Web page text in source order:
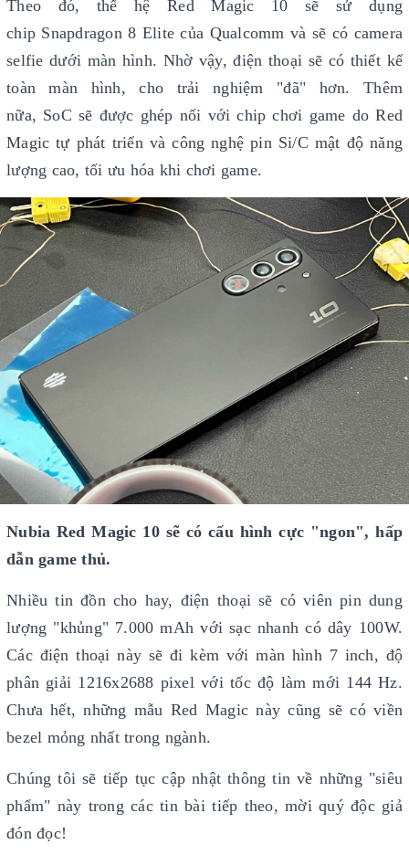
Theo đó, thế hệ Red Magic 10 sẽ sử dụng
chip Snapdragon 8 Elite của Qualcomm và sẽ có camera
selfie dưới màn hình. Nhờ vậy, điện thoại sẽ có thiết kế
toàn màn hình, cho trải nghiệm "đã" hơn. Thêm
nữa, SoC sẽ được ghép nối với chip chơi game do Red
Magic tự phát triển và công nghệ pin Si/C mật độ năng
lượng cao, tối ưu hóa khi chơi game.
Nubia Red Magic 10 sẽ có cấu hình cực "ngon", hấp
dẫn game thủ.
Nhiều tin đồn cho hay, điện thoại sẽ có viên pin dung
lượng "khủng" 7.000 mAh với sạc nhanh có dây 100W.
Các điện thoại này sẽ đi kèm với màn hình 7 inch, độ
phân giải 1216x2688 pixel với tốc độ làm mới 144 Hz.
Chưa hết, những mẫu Red Magic này cũng sẽ có viền
bezel mỏng nhất trong ngành.
Chúng tôi sẽ tiếp tục cập nhật thông tin về những "siêu
phẩm" này trong các tin bài tiếp theo, mời quý độc giả
đón đọc!